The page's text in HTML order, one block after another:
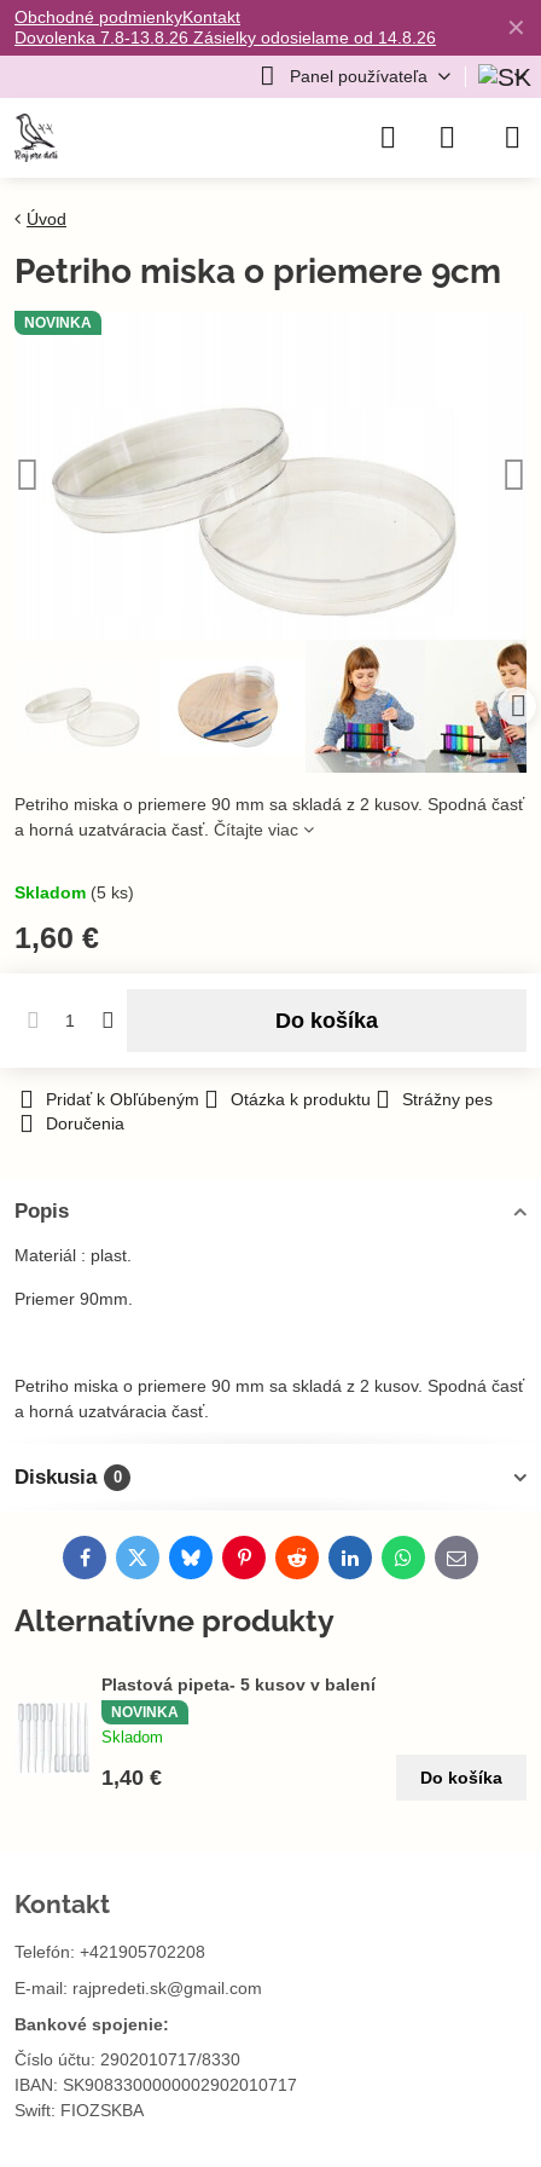
✕
Obchodné podmienkyKontakt
Dovolenka 7.8-13.8.26 Zásielky odosielame od 14.8.26
Panel používateľa
NOVINKA
Úvod
Petriho miska o priemere 9cm
Petriho miska o priemere 90 mm sa skladá z 2 kusov. Spodná časť
a horná uzatváracia časť. Čítajte viac
Skladom (5 ks)
1,60 €
Do košíka
Pridať k Obľúbeným Otázka k produktu
Strážny pes
Doručenia
Popis
Materiál : plast.
Priemer 90mm.
Petriho miska o priemere 90 mm sa skladá z 2 kusov. Spodná časť
a horná uzatváracia časť.
Diskusia 0
FacebookTwitterBlueskyPinterestRedditLinkedInWhatsApp
E-
mail
Alternatívne produkty
Plastová pipeta- 5 kusov v balení
NOVINKA
Skladom
1,40 € Do košíka
Kontakt
Telefón: +421905702208
E-mail: rajpredeti.sk@gmail.com
Bankové spojenie:
Číslo účtu: 2902010717/8330
IBAN: SK9083300000002902010717
Swift: FIOZSKBA